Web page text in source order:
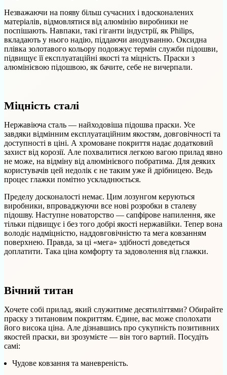
Незважаючи на появу більш сучасних і вдосконалених
матеріалів, відмовлятися від алюмінію виробники не
поспішають. Навпаки, такі гіганти індустрії, як Philips,
вкладають у нього надію, піддаючи анодуванню. Оксидна
плівка золотавого кольору подовжує термін служби підошви,
підвищує її експлуатаційні якості та міцність. Праски з
алюмінієвою підошвою, як бачите, себе не вичерпали.
Міцність сталі
Нержавіюча сталь — найходовіша підошва праски. Усе
завдяки відмінним експлуатаційним якостям, довговічності та
доступності в ціні. А хромоване покриття надає додатковий
захист від корозії. Але похвалитися легкою вагою прилад явно
не може, на відміну від алюмінієвого побратима. Для деяких
користувачів цей недолік є не таким уже й дрібницею. Ведь
процес глажки помітно ускладнюється.
Пределу досконалості немає. Цим лозунгом керуються
виробники, впроваджуючи все нові розробки в сталеву
підошву. Наступне новаторство — сапфірове напилення, яке
тільки підвищує і без того добрі якості нержавійки. Тепер вона
володіє надміцністю, наддовговічністю та мега ковзанням
поверхнею. Правда, за ці «мега» здібності доведеться
доплатити. Така ціна комфорту та задоволення від глажки.
Вічний титан
Хочете собі прилад, який служитиме десятиліттями? Обирайте
праску з титановим покриттям. Єдине, вас може сполохати
його висока ціна. Але дізнавшись про сукупність позитивних
якостей праски, ви зрозумієте — він того вартий. Посудіть
самі:
Чудове ковзання та маневреність.